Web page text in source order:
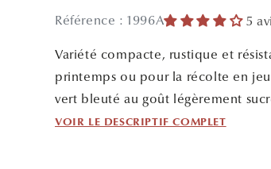
Référence : 1996A 5
Variété compacte, rustique et
printemps ou pour la récolte en
vert bleuté au goût légèrement
VOIR LE DESCRIPTIF COMPLET